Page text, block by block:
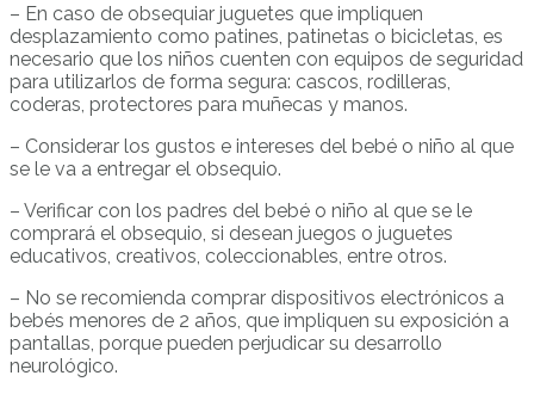
– En caso de obsequiar juguetes que impliquen
desplazamiento como patines, patinetas o bicicletas, es
necesario que los niños cuenten con equipos de seguridad
para utilizarlos de forma segura: cascos, rodilleras,
coderas, protectores para muñecas y manos.
– Considerar los gustos e intereses del bebé o niño al que
se le va a entregar el obsequio.
– Verificar con los padres del bebé o niño al que se le
comprará el obsequio, si desean juegos o juguetes
educativos, creativos, coleccionables, entre otros.
– No se recomienda comprar dispositivos electrónicos a
bebés menores de 2 años, que impliquen su exposición a
pantallas, porque pueden perjudicar su desarrollo
neurológico.